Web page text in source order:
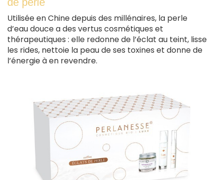
Utilisée en Chine depuis des millénaires, la perle
d’eau douce a des vertus cosmétiques et
thérapeutiques : elle redonne de l’éclat au teint, lisse
les rides, nettoie la peau de ses toxines et donne de
l’énergie à en revendre.